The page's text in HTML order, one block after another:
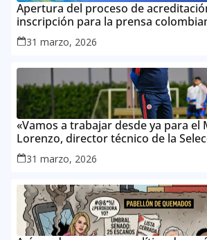
Apertura del proceso de
inscripción para la prensa
Mundial de la FIFA 2026 ™
31 marzo, 2026
«Vamos a trabajar desde ya para el
Lorenzo, director técnico de la
Masculina de Mayores
31 marzo, 2026